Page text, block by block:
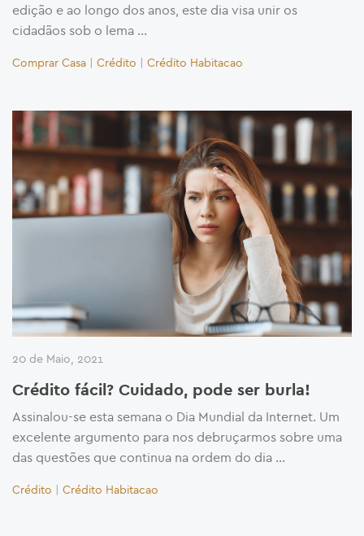
edição e ao longo dos anos, este dia visa unir os
cidadãos sob o lema …
Comprar Casa | Crédito | Crédito Habitacao
20 de Maio, 2021
Crédito fácil? Cuidado, pode ser burla!
Assinalou-se esta semana o Dia Mundial da Internet. Um
excelente argumento para nos debruçarmos sobre uma
das questões que continua na ordem do dia …
Crédito | Crédito Habitacao